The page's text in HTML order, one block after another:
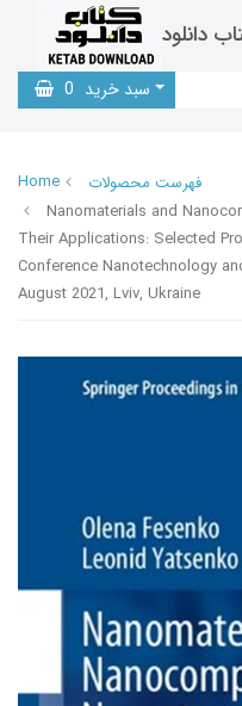
دانلود
سبد خرید 0
Home
فهرست محصولات
Nanomaterials and
Their Applications: Selected
Conference Nanotechnology
August 2021, Lviv, Ukraine